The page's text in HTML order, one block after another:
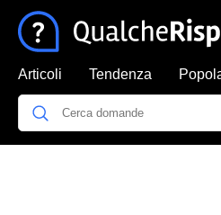
Articoli Tendenza